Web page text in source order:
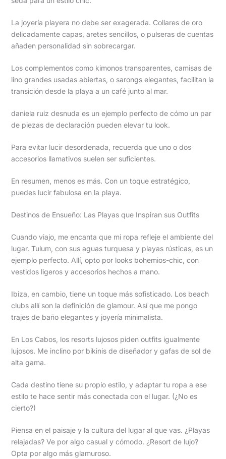
La joyería playera no debe ser exagerada. Collares de oro
delicadamente capas, aretes sencillos, o pulseras de cuentas
añaden personalidad sin sobrecargar.
Los complementos como kimonos transparentes, camisas de
lino grandes usadas abiertas, o sarongs elegantes, facilitan la
transición desde la playa a un café junto al mar.
daniela ruiz desnuda es un ejemplo perfecto de cómo un par
de piezas de declaración pueden elevar tu look.
Para evitar lucir desordenada, recuerda que uno o dos
accesorios llamativos suelen ser suficientes.
En resumen, menos es más. Con un toque estratégico,
puedes lucir fabulosa en la playa.
Destinos de Ensueño: Las Playas que Inspiran sus Outfits
Cuando viajo, me encanta que mi ropa refleje el ambiente del
lugar. Tulum, con sus aguas turquesa y playas rústicas, es un
ejemplo perfecto. Allí, opto por looks bohemios-chic, con
vestidos ligeros y accesorios hechos a mano.
Ibiza, en cambio, tiene un toque más sofisticado. Los beach
clubs allí son la definición de glamour. Así que me pongo
trajes de baño elegantes y joyería minimalista.
En Los Cabos, los resorts lujosos piden outfits igualmente
lujosos. Me inclino por bikinis de diseñador y gafas de sol de
alta gama.
Cada destino tiene su propio estilo, y adaptar tu ropa a ese
estilo te hace sentir más conectada con el lugar. (¿No es
cierto?)
Piensa en el paisaje y la cultura del lugar al que vas. ¿Playas
relajadas? Ve por algo casual y cómodo. ¿Resort de lujo?
Opta por algo más glamuroso.